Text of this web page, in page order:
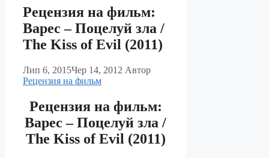
Рецензия на фильм:
Варес – Поцелуй зла /
The Kiss of Evil (2011)
Лип 6, 2015Чер 14, 2012 Автор
Рецензия на фильм
Рецензия на фильм:
Варес – Поцелуй зла /
The Kiss of Evil (2011)